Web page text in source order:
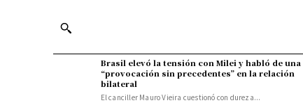
Brasil elevó la tensión con Milei y habló de una
“provocación sin precedentes” en la relación
bilateral
El canciller Mauro Vieira cuestionó con dureza...